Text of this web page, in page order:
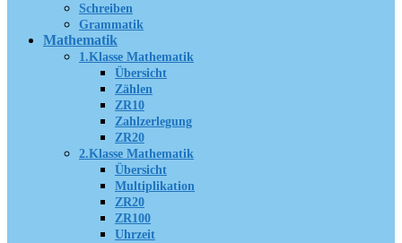
Schreiben
Grammatik
Mathematik
1.Klasse Mathematik
Übersicht
Zählen
ZR10
Zahlzerlegung
ZR20
2.Klasse Mathematik
Übersicht
Multiplikation
ZR20
ZR100
Uhrzeit